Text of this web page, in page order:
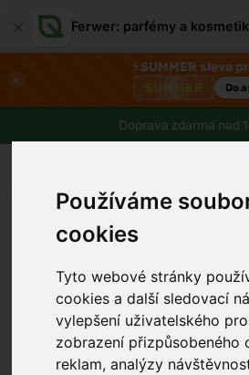
Používáme
cookies
Tyto webové stránky
cookies a další sledovací
vylepšení uživatelského
zobrazení přizpůsobeného
reklam, analýzy
Ferwer: parfémy a
×
⚡SUMMER sleva
Do
Doprava zdarma nad